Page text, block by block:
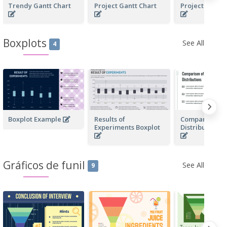
Trendy Gantt Chart Project Gantt Chart Project Gantt
Boxplots 4 See All
Boxplot Example
Results of
Experiments Boxplot
Comparison of
Distributions
Gráficos de funil 9 See All